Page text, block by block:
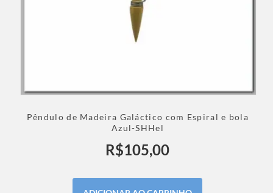
Pêndulo de Madeira Galáctico com Espiral e bola
Azul-SHHel
R$105,00